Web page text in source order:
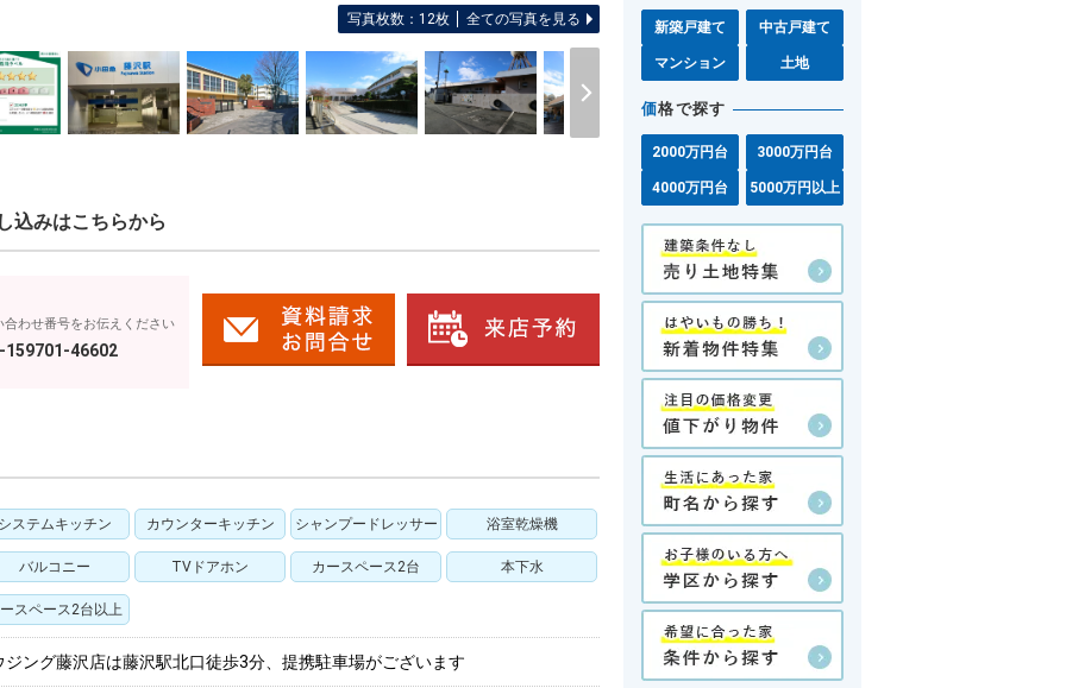
写真枚数：12枚 全ての写真を見る
込みはこちらから
合わせ番号をお伝えください
159701-46602
ステムキッチン カウンターキッチン シャンプードレッサー 浴室乾燥機
バルコニー TVドアホン カースペース2台 本下水
スペース2台以上
ング藤沢店は藤沢駅北口徒歩3分、提携駐車場がございます
新築戸建て 中古戸建て
マンション 土地
価格で探す
2000万円台 3000万円台
4000万円台 5000万円以上